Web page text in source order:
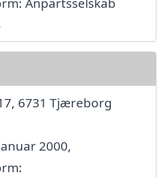
6731 Tjæreborg
2000,